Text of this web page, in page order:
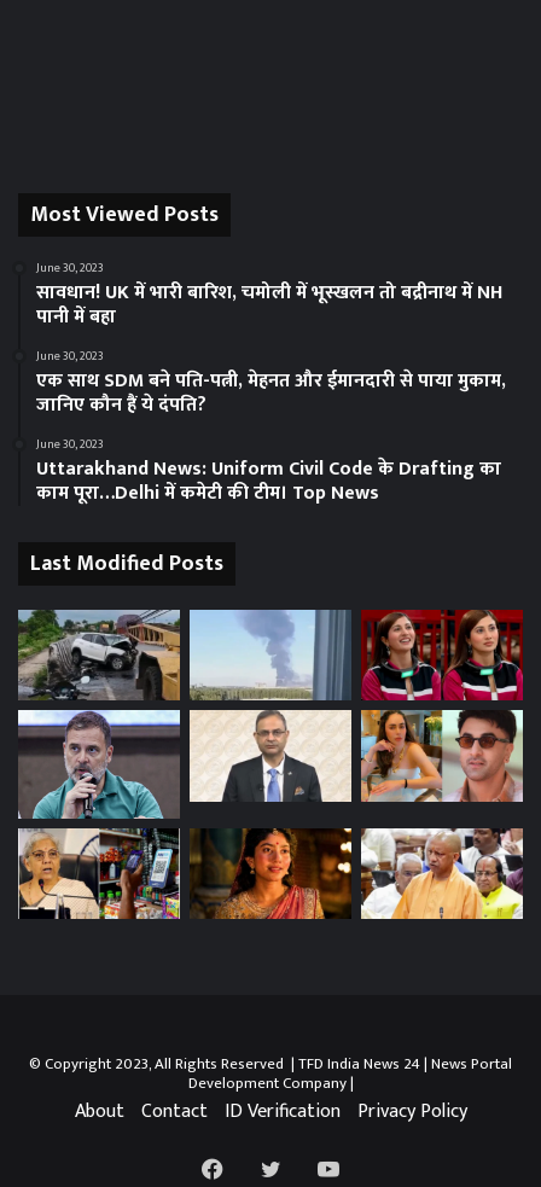
Most Viewed Posts
June 30, 2023
सावधान! UK में भारी बारिश, चमोली में भूस्‍खलन तो बद्रीनाथ में NH
पानी में बहा
June 30, 2023
एक साथ SDM बने पति-पत्नी, मेहनत और ईमानदारी से पाया मुकाम,
जानिए कौन हैं ये दंपति?
June 30, 2023
Uttarakhand News: Uniform Civil Code के Drafting का
काम पूरा…Delhi में कमेटी की टीम। Top News
Last Modified Posts
© Copyright 2023, All Rights Reserved | TFD India News 24 |News Portal
Development Company|
About Contact ID Verification Privacy Policy
FacebookTwitterYouTube